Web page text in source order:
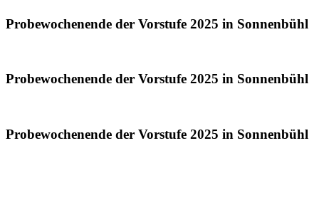
Probewochenende der Vorstufe 2025 in Sonnenbühl
Probewochenende der Vorstufe 2025 in Sonnenbühl
Probewochenende der Vorstufe 2025 in Sonnenbühl